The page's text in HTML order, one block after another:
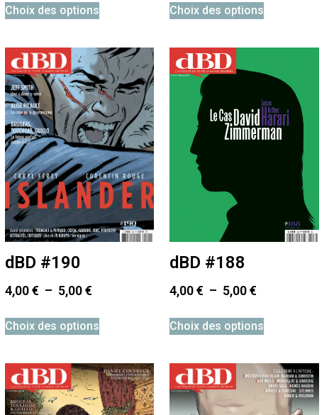
Choix des options Choix des options
dBD #190
4,00€ – 5,00€
Choix des options
dBD #188
4,00€ – 5,00€
Choix des options